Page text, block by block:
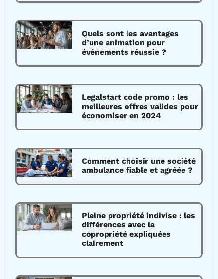
Quels sont les avantages
d’une animation pour
événements réussie ?
Legalstart code promo : les
meilleures offres valides pour
économiser en 2024
Comment choisir une société
ambulance fiable et agréée ?
Pleine propriété indivise : les
différences avec la
copropriété expliquées
clairement